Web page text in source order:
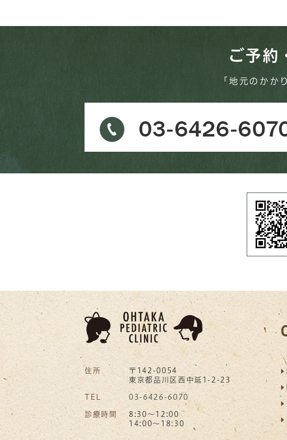
ご予約
「地元のかか
住所
〒142-0054
東京都品川区西中延1-2-23
TEL 03-6426-6070
診療時間
8:30～12:00
14:00～18:30